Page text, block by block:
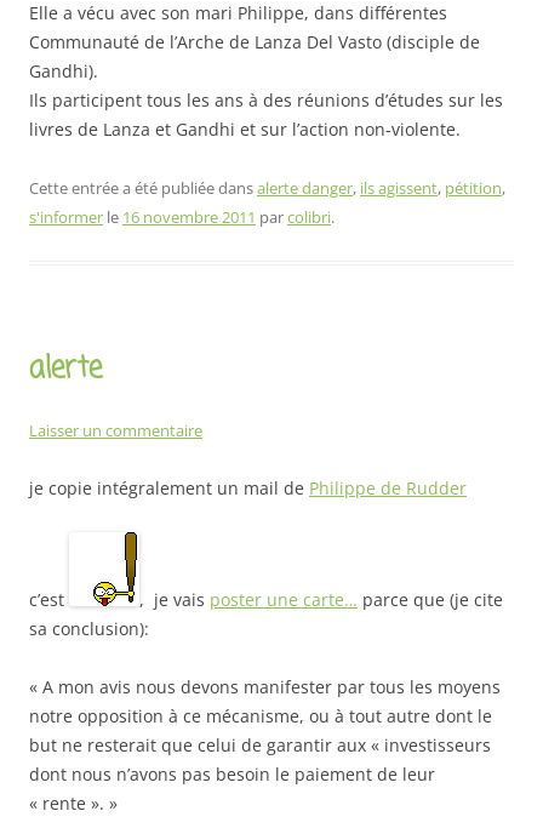
Elle a vécu avec son mari Philippe, dans différentes
Communauté de l’Arche de Lanza Del Vasto (disciple de
Gandhi).
Ils participent tous les ans à des réunions d’études sur les
livres de Lanza et Gandhi et sur l’action non-violente.
Cette entrée a été publiée dansalerte danger, ils agissent, pétition,
s'informer le 16 novembre 2011 parcolibri.
alerte
Laisser un commentaire
je copie intégralement un mail de Philippe de Rudder
c’est , je vais poster une carte… parce que (je cite
sa conclusion):
« A mon avis nous devons manifester par tous les moyens
notre opposition à ce mécanisme, ou à tout autre dont le
but ne resterait que celui de garantir aux « investisseurs
dont nous n’avons pas besoin le paiement de leur
« rente ». »